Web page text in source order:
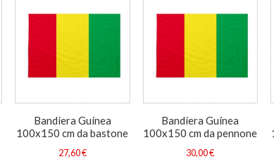
Bandiera Guinea
100x150 cm da bastone
27,60 €
Bandiera Guinea
100x150 cm da pennone
30,00 €